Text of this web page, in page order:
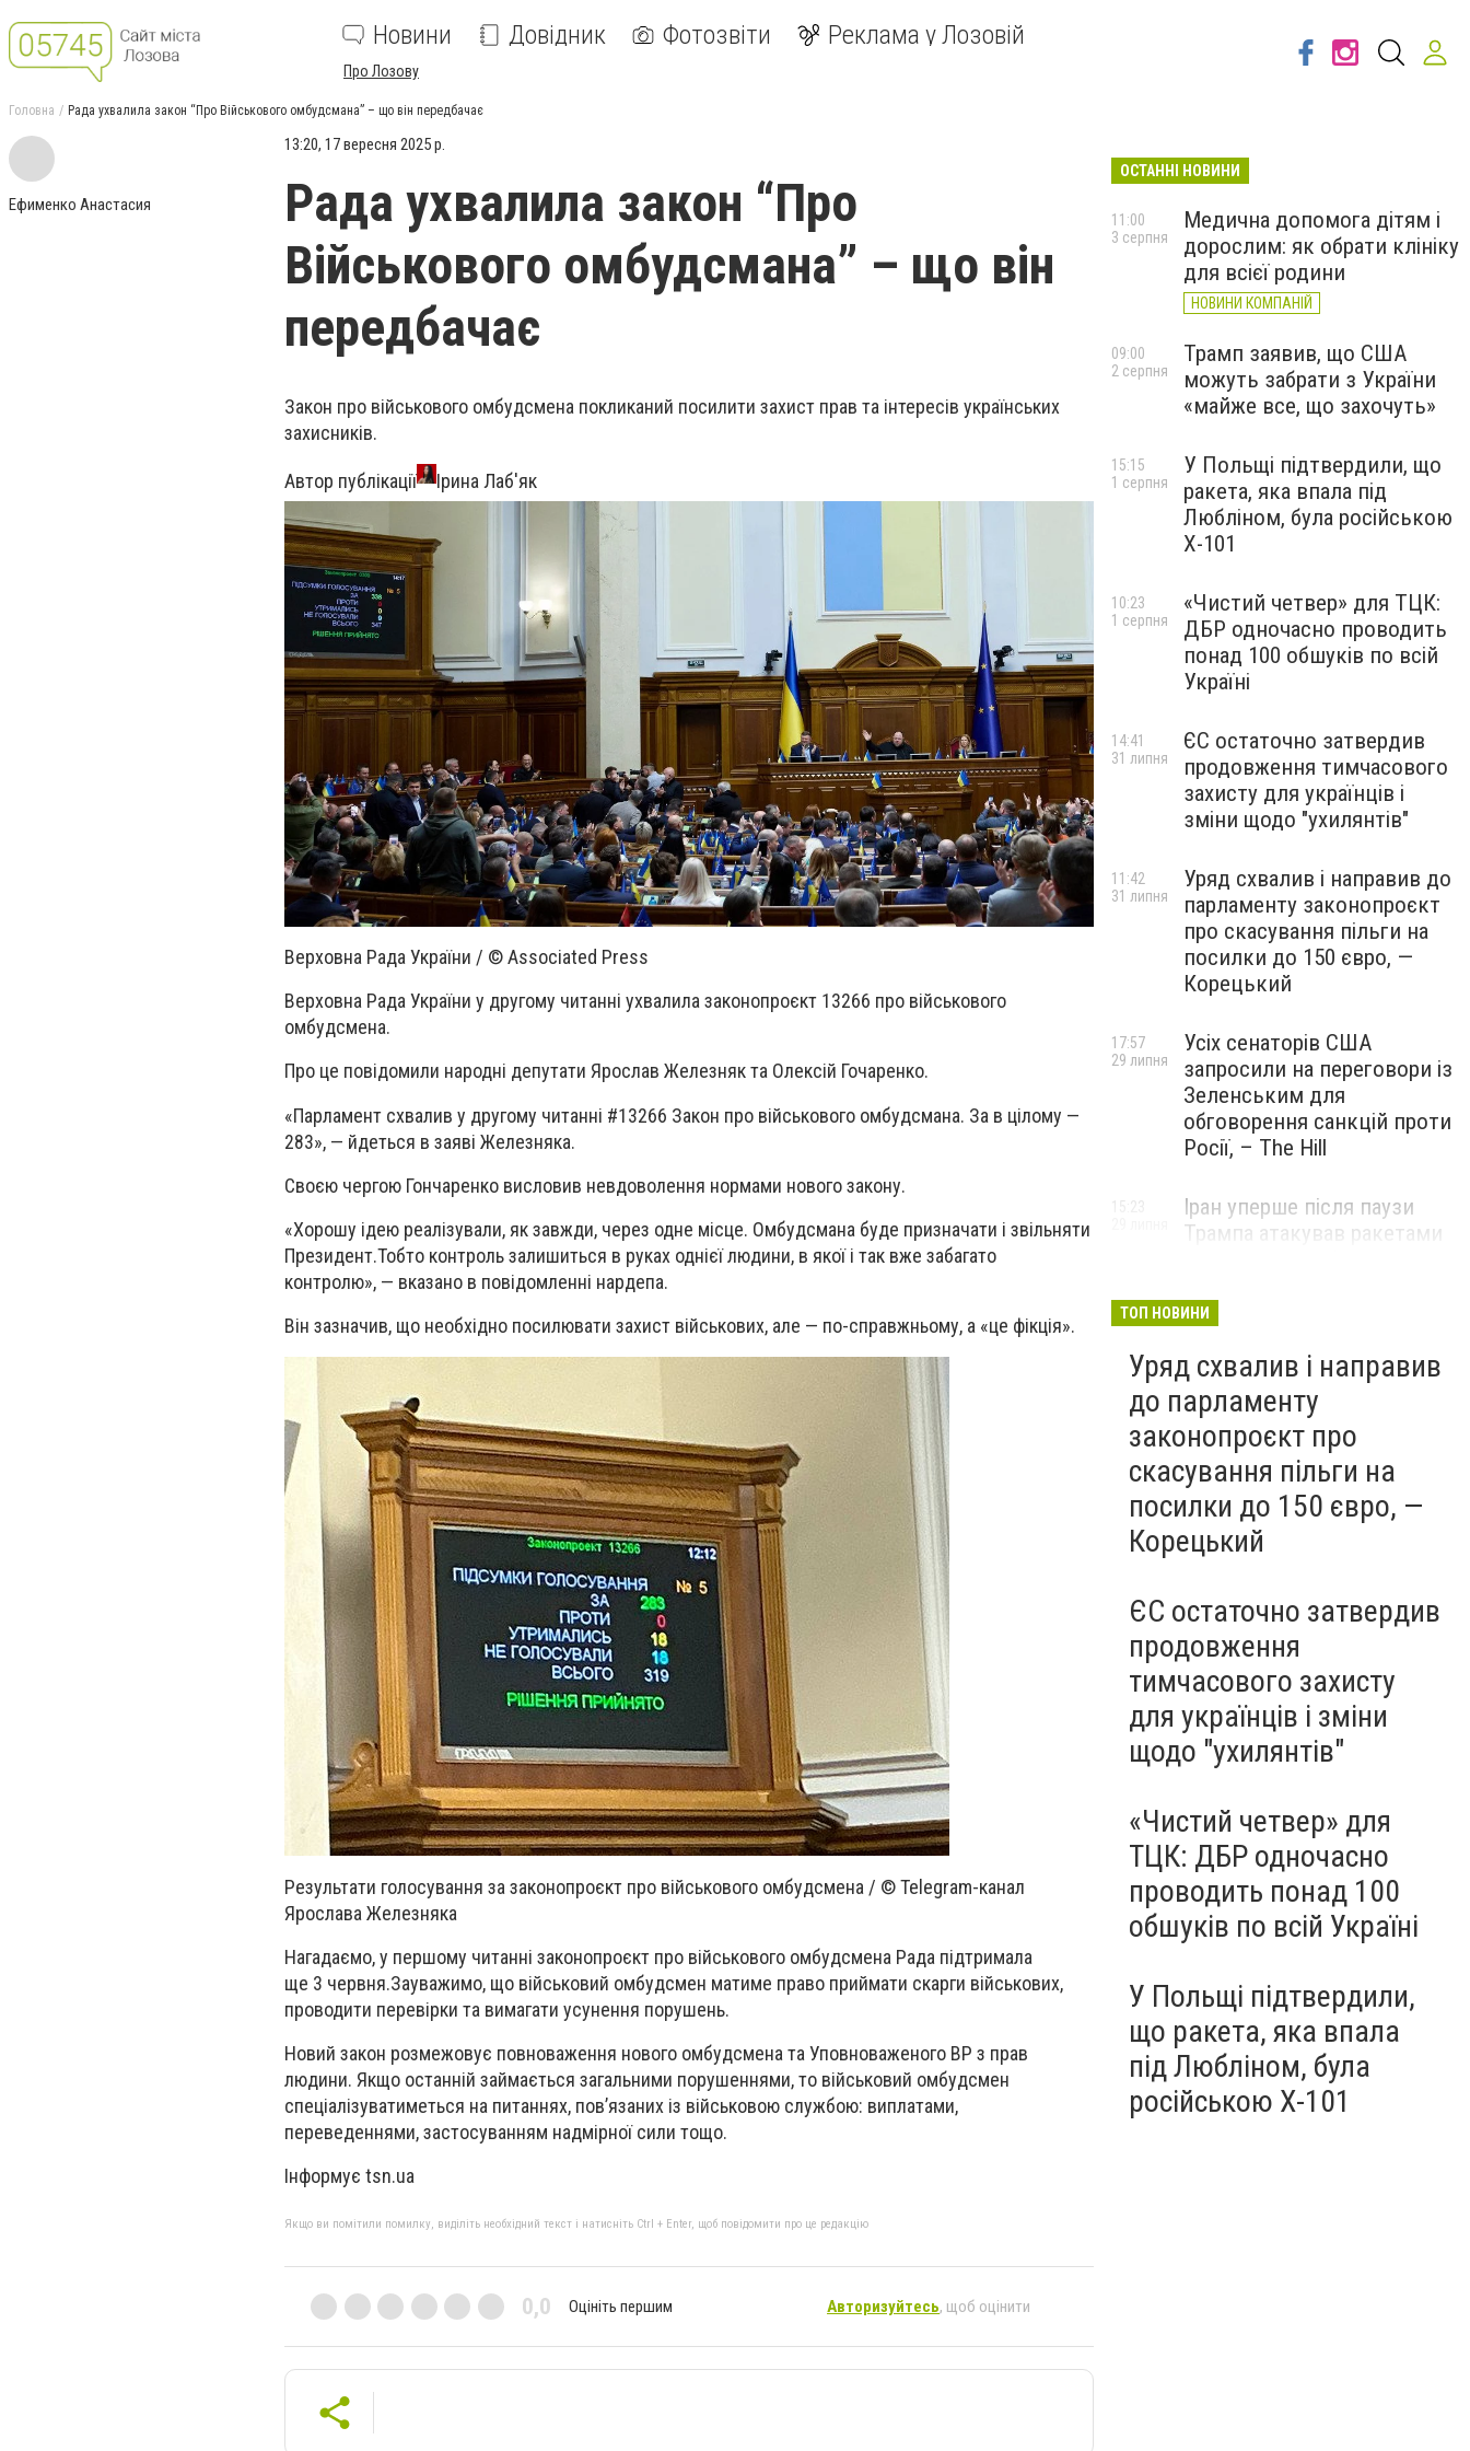
Новини Довідник Фотозвіти Реклама у Лозовій
Про Лозову
Головна Рада ухвалила закон “Про Військового омбудсмана” – що він передбачає
Ефименко Анастасия
13:20, 17 вересня 2025 р.
Рада ухвалила закон “Про
Військового омбудсмана” – що він
передбачає
Закон про військового омбудсмена покликаний посилити захист прав та інтересів українських
захисників.
Автор публікації Ірина Лаб'як
Верховна Рада України / © Associated Press
Верховна Рада України у другому читанні ухвалила законопроєкт 13266 про військового
омбудсмена.
Про це повідомили народні депутати Ярослав Железняк та Олексій Гочаренко.
«Парламент схвалив у другому читанні #13266 Закон про військового омбудсмана. За в цілому —
283», — йдеться в заяві Железняка.
Своєю чергою Гончаренко висловив невдоволення нормами нового закону.
«Хорошу ідею реалізували, як завжди, через одне місце. Омбудсмана буде призначати і звільняти
Президент.Тобто контроль залишиться в руках однієї людини, в якої і так вже забагато
контролю», — вказано в повідомленні нардепа.
Він зазначив, що необхідно посилювати захист військових, але — по-справжньому, а «це фікція».
Результати голосування за законопроєкт про військового омбудсмена / © Telegram-канал
Ярослава Железняка
Нагадаємо, у першому читанні законопроєкт про військового омбудсмена Рада підтримала
ще 3 червня.Зауважимо, що військовий омбудсмен матиме право приймати скарги військових,
проводити перевірки та вимагати усунення порушень.
Новий закон розмежовує повноваження нового омбудсмена та Уповноваженого ВР з прав
людини. Якщо останній займається загальними порушеннями, то військовий омбудсмен
спеціалізуватиметься на питаннях, пов’язаних із військовою службою: виплатами,
переведеннями, застосуванням надмірної сили тощо.
Інформує tsn.ua
Якщо ви помітили помилку, виділіть необхідний текст і натисніть Ctrl + Enter, щоб повідомити про це редакцію
0,0 Оцініть першим Авторизуйтесь, щоб оцінити
ОСТАННІ НОВИНИ
Медична допомога дітям і
дорослим: як обрати клініку
для всієї родини
НОВИНИ КОМПАНІЙ
11:00
3 серпня
Трамп заявив, що США
можуть забрати з України
«майже все, що захочуть»
09:00
2 серпня
У Польщі підтвердили, що
ракета, яка впала під
Любліном, була російською
Х-101
15:15
1 серпня
«Чистий четвер» для ТЦК:
ДБР одночасно проводить
понад 100 обшуків по всій
Україні
10:23
1 серпня
ЄС остаточно затвердив
продовження тимчасового
захисту для українців і
зміни щодо "ухилянтів"
14:41
31 липня
Уряд схвалив і направив до
парламенту законопроєкт
про скасування пільги на
посилки до 150 євро, —
Корецький
11:42
31 липня
Усіх сенаторів США
запросили на переговори із
Зеленським для
обговорення санкцій проти
Росії, – The Hill
17:57
29 липня
Іран уперше після паузи
Трампа атакував ракетами
15:23
ТОП НОВИНИ
Уряд схвалив і направив
до парламенту
законопроєкт про
скасування пільги на
посилки до 150 євро, —
Корецький
ЄС остаточно затвердив
продовження
тимчасового захисту
для українців і зміни
щодо "ухилянтів"
«Чистий четвер» для
ТЦК: ДБР одночасно
проводить понад 100
обшуків по всій Україні
У Польщі підтвердили,
що ракета, яка впала
під Любліном, була
російською Х-101